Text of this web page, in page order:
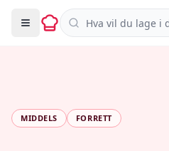
Søk i oppskrifter
MIDDELS FORRETT